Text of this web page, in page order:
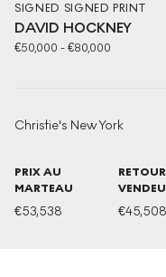
SIGNED SIGNED PRINT
DAVID HOCKNEY
€50,000 -€80,000
Christie's New York
PRIX AU
MARTEAU
€53,538 €45,508